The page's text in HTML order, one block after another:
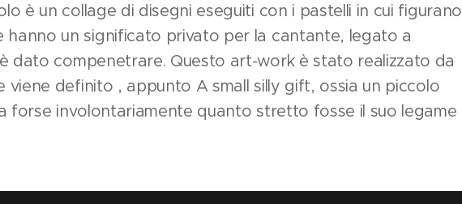
è un collage di disegni eseguiti con i pastelli in cui figurano
hanno un significato privato per la cantante, legato a
dato compenetrare. Questo art-work è stato realizzato da
viene definito , appunto A small silly gift, ossia un piccolo
forse involontariamente quanto stretto fosse il suo legame